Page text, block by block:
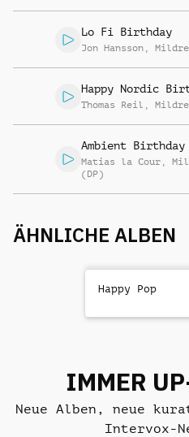
Lo Fi Birthday
Jon Hansson ,
Happy Nordic
Thomas Reil ,
Ambient Birthday
Matias la Cour ,
(DP)
ÄHNLICHE ALBEN
Happy Pop
IMMER
Neue Alben, neue
Intervox-